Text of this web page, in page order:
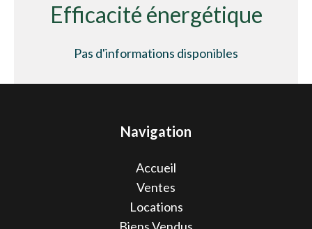
Efficacité énergétique
Pas d'informations disponibles
Navigation
Accueil
Ventes
Locations